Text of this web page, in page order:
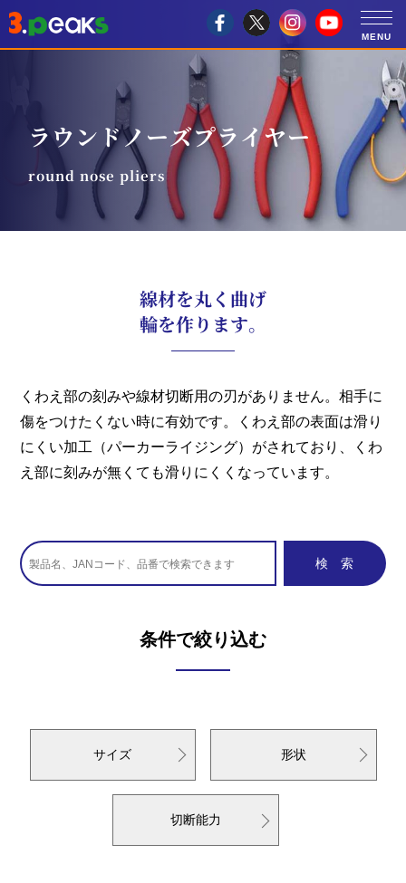
ラウンドノーズプライヤー
round nose pliers
線材を丸く曲げ
輪を作ります。
くわえ部の刻みや線材切断用の刃がありません。相手に
傷をつけたくない時に有効です。くわえ部の表面は滑り
にくい加工（パーカーライジング）がされており、くわ
え部に刻みが無くても滑りにくくなっています。
条件で絞り込む
サイズ 形状
切断能力